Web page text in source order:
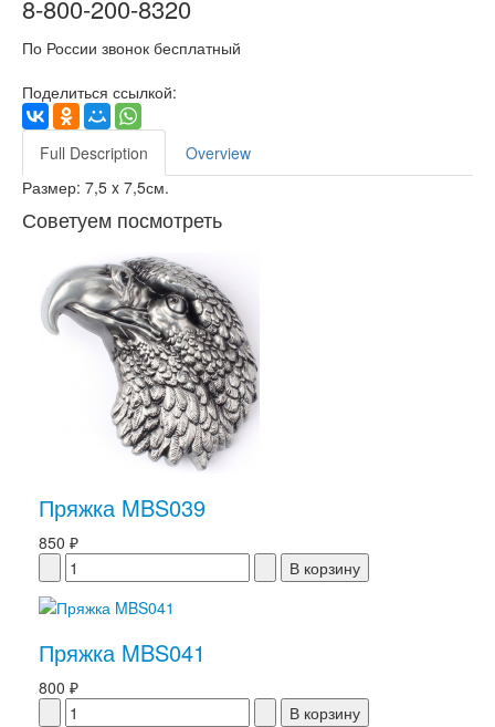
8-800-200-8320
По России звонок бесплатный
Поделиться ссылкой:
Full Description
Overview
Размер: 7,5 x 7,5см.
Советуем посмотреть
Пряжка MBS039
850 ₽
Пряжка MBS041
800 ₽